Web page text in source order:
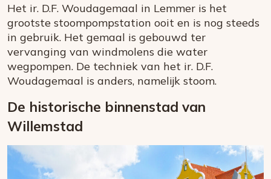
Het ir. D.F. Woudagemaal in Lemmer is het
grootste stoompompstation ooit en is nog steeds
in gebruik. Het gemaal is gebouwd ter
vervanging van windmolens die water
wegpompen. De techniek van het ir. D.F.
Woudagemaal is anders, namelijk stoom.
De historische binnenstad van
Willemstad